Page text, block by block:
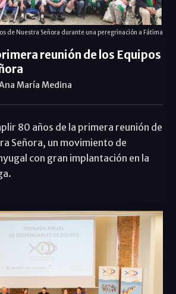
de Nuestra Señora durante una peregrinación a Fátima
reunión de los Equipos
María Medina
80 años de la primera reunión de
Señora, un movimiento de
con gran implantación en la